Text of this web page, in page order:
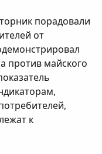
порадовали
от
против майского
к